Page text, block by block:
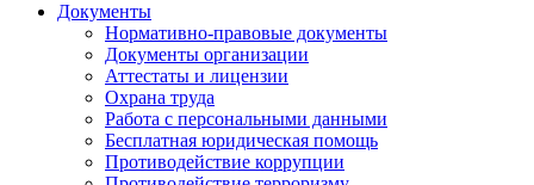
Документы
Нормативно-правовые документы
Документы организации
Аттестаты и лицензии
Охрана труда
Работа с персональными данными
Бесплатная юридическая помощь
Противодействие коррупции